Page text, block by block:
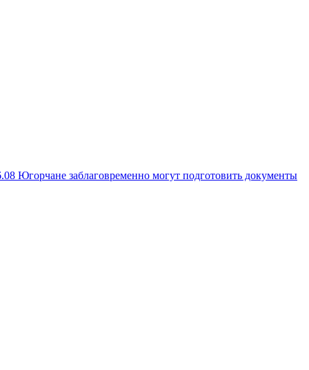
Югорчане заблаговременно могут подготовить документы